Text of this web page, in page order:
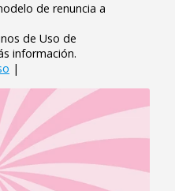
de renuncia a
de Uso de
información.
|